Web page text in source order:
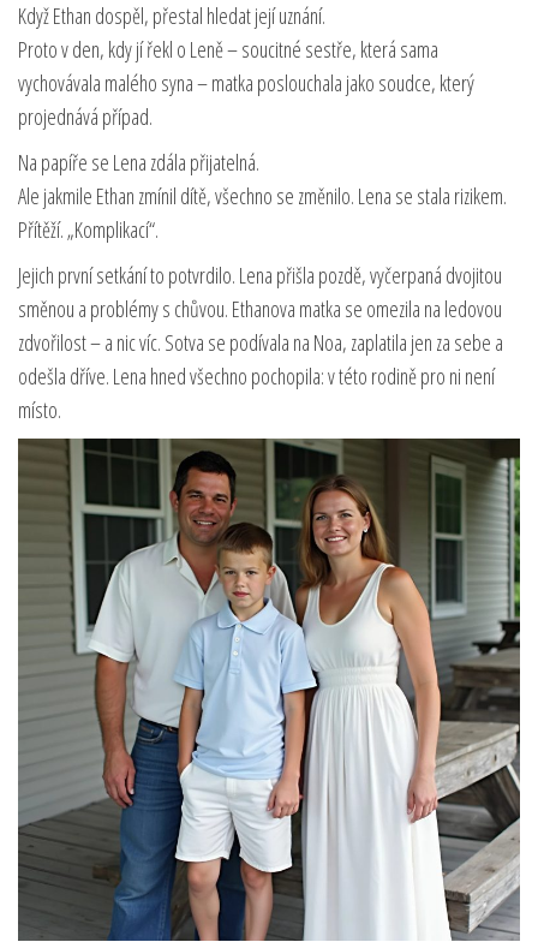
Když Ethan dospěl, přestal hledat její uznání.
Proto v den, kdy jí řekl o Leně – soucitné sestře, která sama
vychovávala malého syna – matka poslouchala jako soudce, který
projednává případ.
Na papíře se Lena zdála přijatelná.
Ale jakmile Ethan zmínil dítě, všechno se změnilo. Lena se stala rizikem.
Přítěží. „Komplikací“.
Jejich první setkání to potvrdilo. Lena přišla pozdě, vyčerpaná dvojitou
směnou a problémy s chůvou. Ethanova matka se omezila na ledovou
zdvořilost – a nic víc. Sotva se podívala na Noa, zaplatila jen za sebe a
odešla dříve. Lena hned všechno pochopila: v této rodině pro ni není
místo.